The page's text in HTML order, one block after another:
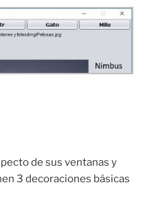
de sus ventanas y
3 decoraciones básicas